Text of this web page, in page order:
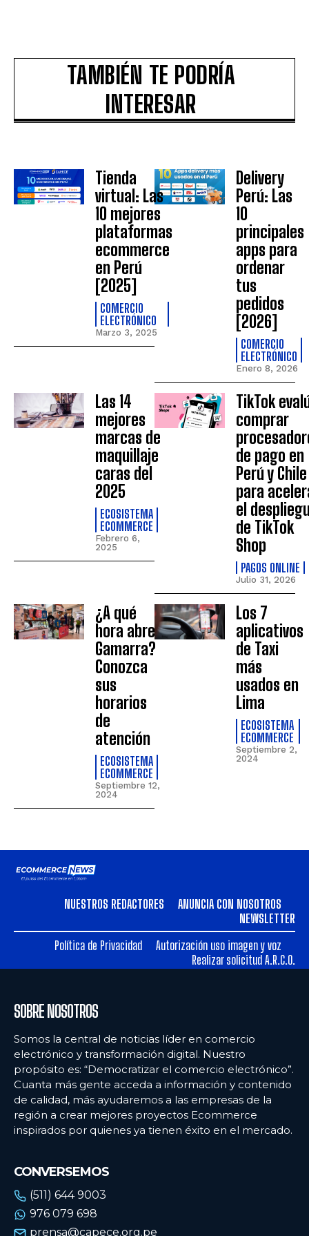
TAMBIÉN TE PODRÍA
INTERESAR
Tienda
virtual: Las
10 mejores
plataformas
ecommerce
en Perú
[2025]
COMERCIO
ELECTRÓNICO
Marzo 3, 2025
Delivery
Perú: Las
10
principales
apps para
ordenar
tus
pedidos
[2026]
COMERCIO
ELECTRÓNICO
Enero 8, 2026
Las 14
mejores
marcas de
maquillaje
caras del
2025
ECOSISTEMA
ECOMMERCE
Febrero 6,
2025
TikTok
comprar
de pago en
Perú y Chile
para
el
de TikTok
Shop
PAGOS ONLINE
Julio 31, 2026
¿A qué
hora abre
Gamarra?
Conozca
sus
horarios
de
atención
ECOSISTEMA
ECOMMERCE
Septiembre 12,
2024
Los 7
aplicativos
de Taxi
más
usados en
Lima
ECOSISTEMA
ECOMMERCE
Septiembre 2,
2024
NUESTROS REDACTORES
ANUNCIA CON NOSOTROS
NEWSLETTER
Política de Privacidad
Autorización uso imagen y voz
Realizar solicitud A.R.C.O.
SOBRE NOSOTROS
Somos la central de noticias líder en comercio
electrónico y transformación digital. Nuestro
propósito es: “Democratizar el comercio electrónico”.
Cuanta más gente acceda a información y contenido
de calidad, más ayudaremos a las empresas de la
región a crear mejores proyectos Ecommerce
inspirados por quienes ya tienen éxito en el mercado.
CONVERSEMOS
(511) 644 9003
976 079 698
prensa@capece.org.pe